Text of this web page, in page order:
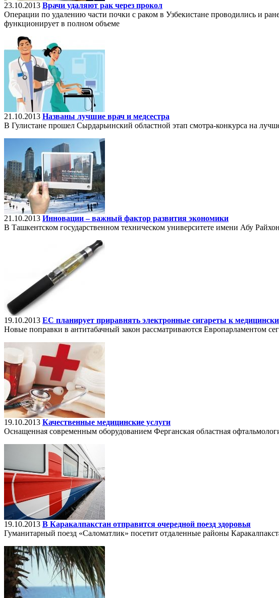
23.10.2013 Врачи удаляют рак через прокол
Операции по удалению части почки с раком в Узбекистане проводились и
функционирует в полном объеме
21.10.2013 Названы лучшие врач и медсестра
В Гулистане прошел Сырдарьинский областной этап смотра-конкурса на
21.10.2013 Инновации – важный фактор развития экономики
В Ташкентском государственном техническом университете имени Абу
19.10.2013 ЕС планирует приравнять электронные сигареты к
Новые поправки в антитабачный закон рассматриваются Европарламентом
19.10.2013 Качественные медицинские услуги
Оснащенная современным оборудованием Ферганская областная
19.10.2013 В Каракалпакстан отправится очередной поезд здоровья
Гуманитарный поезд «Саломатлик» посетит отдаленные районы